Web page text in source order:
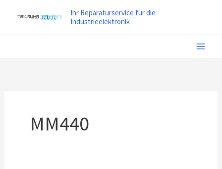
Inhalt
springen
Ihr Reparaturservice für die
Industrieelektronik
MM440